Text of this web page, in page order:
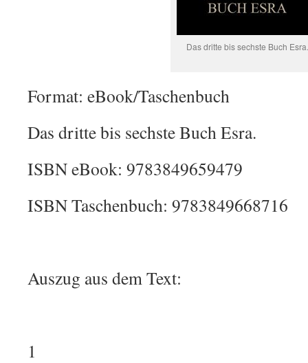
Das dritte bis sechste Buch Esra.
Format: eBook/Taschenbuch
Das dritte bis sechste Buch Esra.
ISBN eBook: 9783849659479
ISBN Taschenbuch: 9783849668716
Auszug aus dem Text:
1